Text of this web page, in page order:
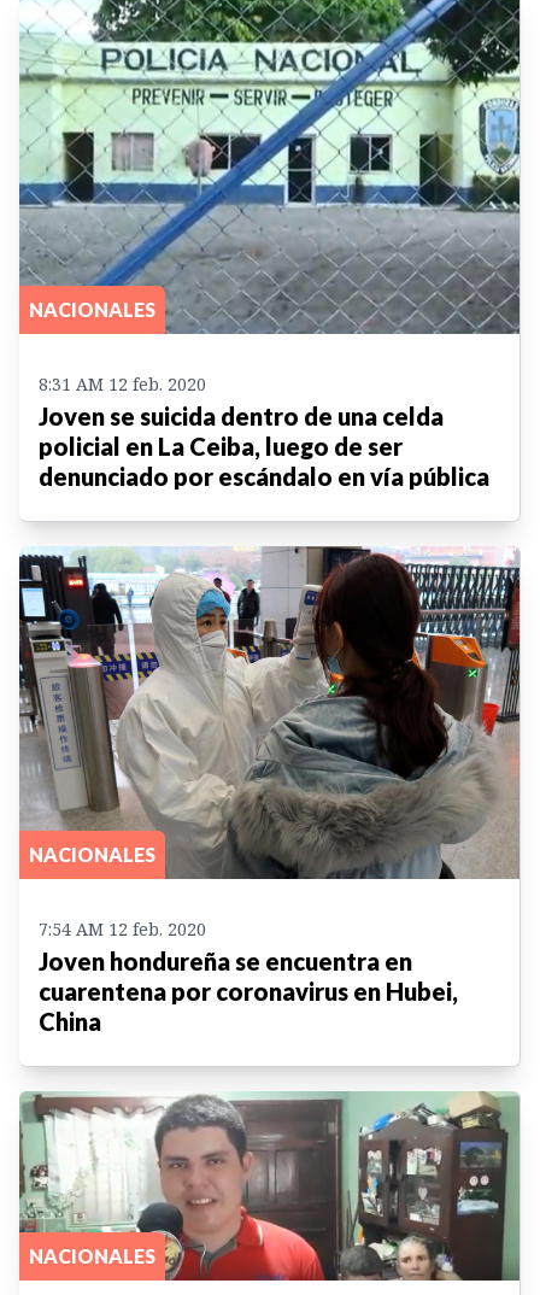
NACIONALES
8:31 AM 12 feb. 2020
Joven se suicida dentro de una celda
policial en La Ceiba, luego de ser
denunciado por escándalo en vía pública
NACIONALES
7:54 AM 12 feb. 2020
Joven hondureña se encuentra en
cuarentena por coronavirus en Hubei,
China
NACIONALES